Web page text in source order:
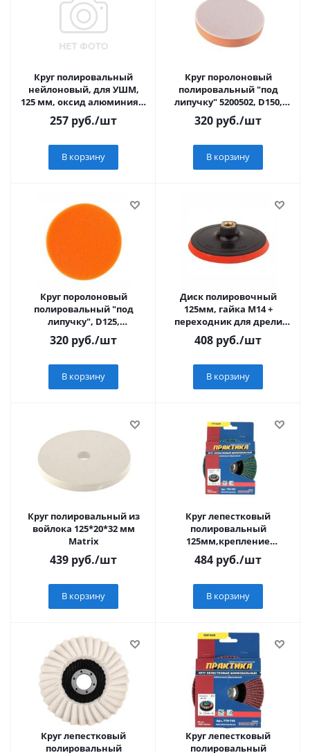
Круг полировальный
нейлоновый, для УШМ,
125 мм, оксид алюминия Р
240
257 руб./шт
В корзину
Круг поролоновый
полировальный "под
липучку" 5200502, D150,
толщ.25 мм, средн. жестк.
Sturm!
320 руб./шт
В корзину
Круг поролоновый
полировальный "под
липучку", D125,
толщ.30мм, средн. жестк.
Sturm! 5200501
320 руб./шт
В корзину
Диск полировочный
125мм, гайка М14 +
переходник для дрели
ФИТ
408 руб./шт
В корзину
Круг полировальный из
войлока 125*20*32 мм
Matrix
439 руб./шт
В корзину
Круг лепестковый
полировальный
125мм,крепление
ПРАКТИКА
484 руб./шт
В корзину
Круг лепестковый
полировальный
Круг лепестковый
полировальный